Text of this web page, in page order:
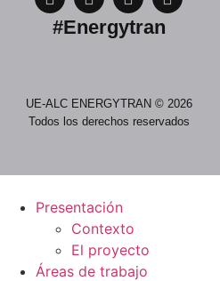
#Energytran
UE-ALC ENERGYTRAN © 2026
Todos los derechos reservados
Presentación
Contexto
El proyecto
Áreas de trabajo